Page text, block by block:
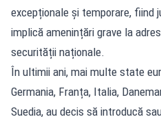
excepționale și temporare,
implică amenințări grave la
securității naționale.
În ultimii ani, mai multe state
Germania, Franța, Italia,
Suedia, au decis să introducă